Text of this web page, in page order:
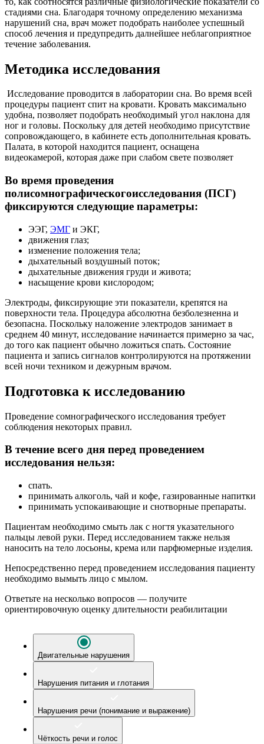
стадиями сна. Благодаря точному определению механизма
нарушений сна, врач может подобрать наиболее успешный
способ лечения и предупредить далнейшее неблагоприятное
течение заболевания.
Методика исследования
Исследование проводится в лаборатории сна. Во время всей
процедуры пациент спит на кровати. Кровать максимально
удобна, позволяет подобрать необходимый угол наклона для
ног и головы. Поскольку для детей необходимо присутствие
сопровождающего, в кабинете есть дополнительная кровать.
Палата, в которой находится пациент, оснащена
видеокамерой, которая даже при слабом свете позволяет
Во время проведения
полисомнографическогоисследования (ПСГ)
фиксируются следующие параметры:
ЭЭГ, ЭМГ и ЭКГ,
движения глаз;
изменение положения тела;
дыхательный воздушный поток;
дыхательные движения груди и живота;
насыщение крови кислородом;
Электроды, фиксирующие эти показатели, крепятся на
поверхности тела. Процедура абсолютна безболезненна и
безопасна. Поскольку наложение электродов занимает в
среднем 40 минут, исследование начинается примерно за час,
до того как пациент обычно ложиться спать. Состояние
пациента и запись сигналов контролируются на протяжении
всей ночи техником и дежурным врачом.
Подготовка к исследованию
Проведение сомнографического исследования требует
соблюдения некоторых правил.
В течение всего дня перед проведением
исследования нельзя:
спать.
принимать алкоголь, чай и кофе, газированные напитки
принимать успокаивающие и снотворные препараты.
Пациентам необходимо смыть лак с ногтя указательного
пальцы левой руки. Перед исследованием также нельзя
наносить на тело лосьоны, крема или парфюмерные изделия.
Непосредственно перед проведением исследования пациенту
необходимо вымыть лицо с мылом.
Ответьте на несколько вопросов — получите
ориентировочную оценку длительности реабилитации